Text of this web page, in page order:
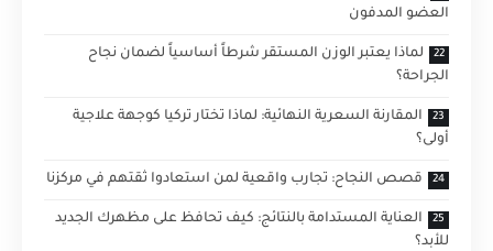
العضو المدفون
لماذا يعتبر الوزن المستقر شرطاً أساسياً لضمان نجاح
الجراحة؟
المقارنة السعرية النهائية: لماذا تختار تركيا كوجهة علاجية
أولى؟
قصص النجاح: تجارب واقعية لمن استعادوا ثقتهم في مركزنا
العناية المستدامة بالنتائج: كيف تحافظ على مظهرك الجديد
للأبد؟